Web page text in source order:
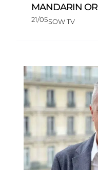
MANDARIN
21/05SOW TV